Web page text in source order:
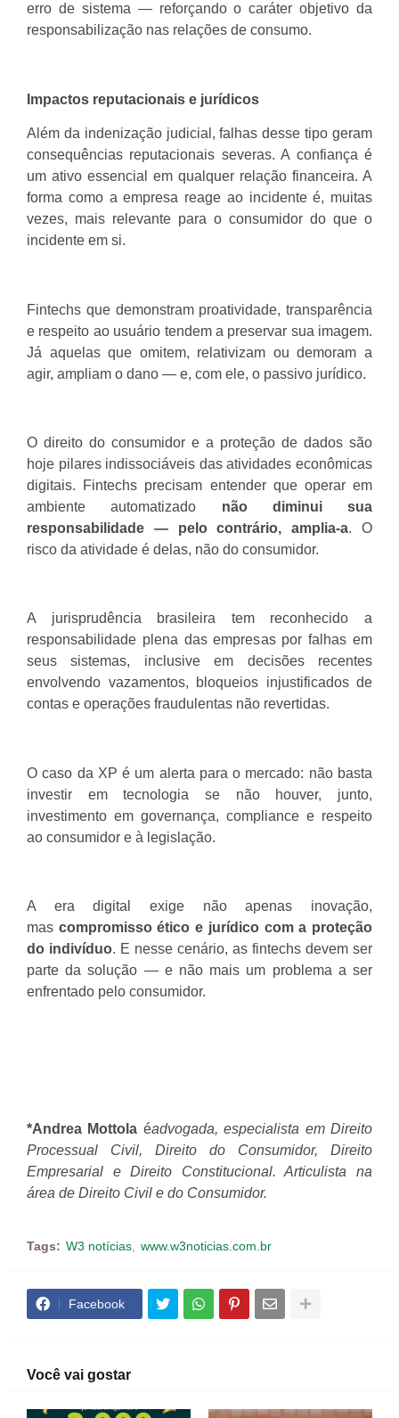
erro de sistema — reforçando o caráter objetivo da
responsabilização nas relações de consumo.
Impactos reputacionais e jurídicos
Além da indenização judicial, falhas desse tipo geram
consequências reputacionais severas. A confiança é
um ativo essencial em qualquer relação financeira. A
forma como a empresa reage ao incidente é, muitas
vezes, mais relevante para o consumidor do que o
incidente em si.
Fintechs que demonstram proatividade, transparência
e respeito ao usuário tendem a preservar sua imagem.
Já aquelas que omitem, relativizam ou demoram a
agir, ampliam o dano — e, com ele, o passivo jurídico.
O direito do consumidor e a proteção de dados são
hoje pilares indissociáveis das atividades econômicas
digitais. Fintechs precisam entender que operar em
ambiente automatizado não diminui sua
responsabilidade — pelo contrário, amplia-a. O
risco da atividade é delas, não do consumidor.
A jurisprudência brasileira tem reconhecido a
responsabilidade plena das empresas por falhas em
seus sistemas, inclusive em decisões recentes
envolvendo vazamentos, bloqueios injustificados de
contas e operações fraudulentas não revertidas.
O caso da XP é um alerta para o mercado: não basta
investir em tecnologia se não houver, junto,
investimento em governança, compliance e respeito
ao consumidor e à legislação.
A era digital exige não apenas inovação,
mas compromisso ético e jurídico com a proteção
do indivíduo. E nesse cenário, as fintechs devem ser
parte da solução — e não mais um problema a ser
enfrentado pelo consumidor.
*Andrea Mottola éadvogada, especialista em Direito
Processual Civil, Direito do Consumidor, Direito
Empresarial e Direito Constitucional. Articulista na
área de Direito Civil e do Consumidor.
Tags: W3 notícias www.w3noticias.com.br
Facebook
Você vai gostar